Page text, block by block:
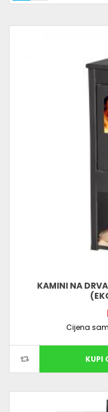
KAMINI NA
Cijena
KUPI